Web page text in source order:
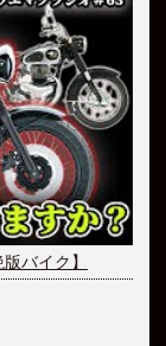
バイク】